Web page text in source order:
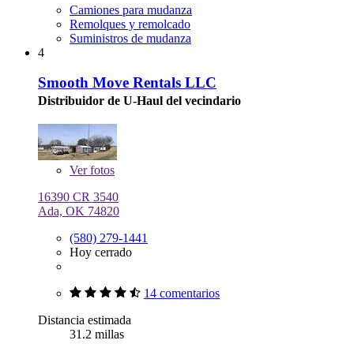
Camiones para mudanza
Remolques y remolcado
Suministros de mudanza
4
Smooth Move Rentals LLC
Distribuidor de U-Haul del vecindario
Verfotos
16390 CR 3540
Ada, OK 74820
(580) 279-1441
Hoy cerrado
14 comentarios
Distancia estimada
31.2 millas